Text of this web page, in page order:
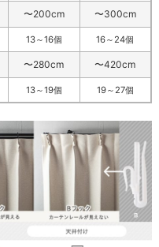
〜200cm 〜300cm
13～16個 16～24個
〜280cm 〜420cm
13～19個 19～27個